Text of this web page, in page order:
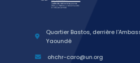
Quartier Bastos, derrière
Yaoundé
ohchr-caro@un.org